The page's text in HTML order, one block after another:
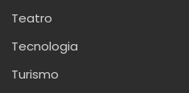
Teatro
Tecnologia
Turismo